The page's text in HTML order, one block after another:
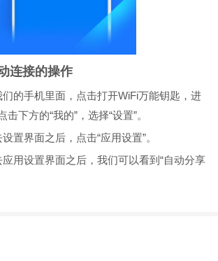
连接的操作
手机里面，点击打开WiFi万能钥匙，进
下方的“我的”，选择“设置”。
界面之后，点击“应用设置”。
设置界面之后，我们可以看到“自动分享